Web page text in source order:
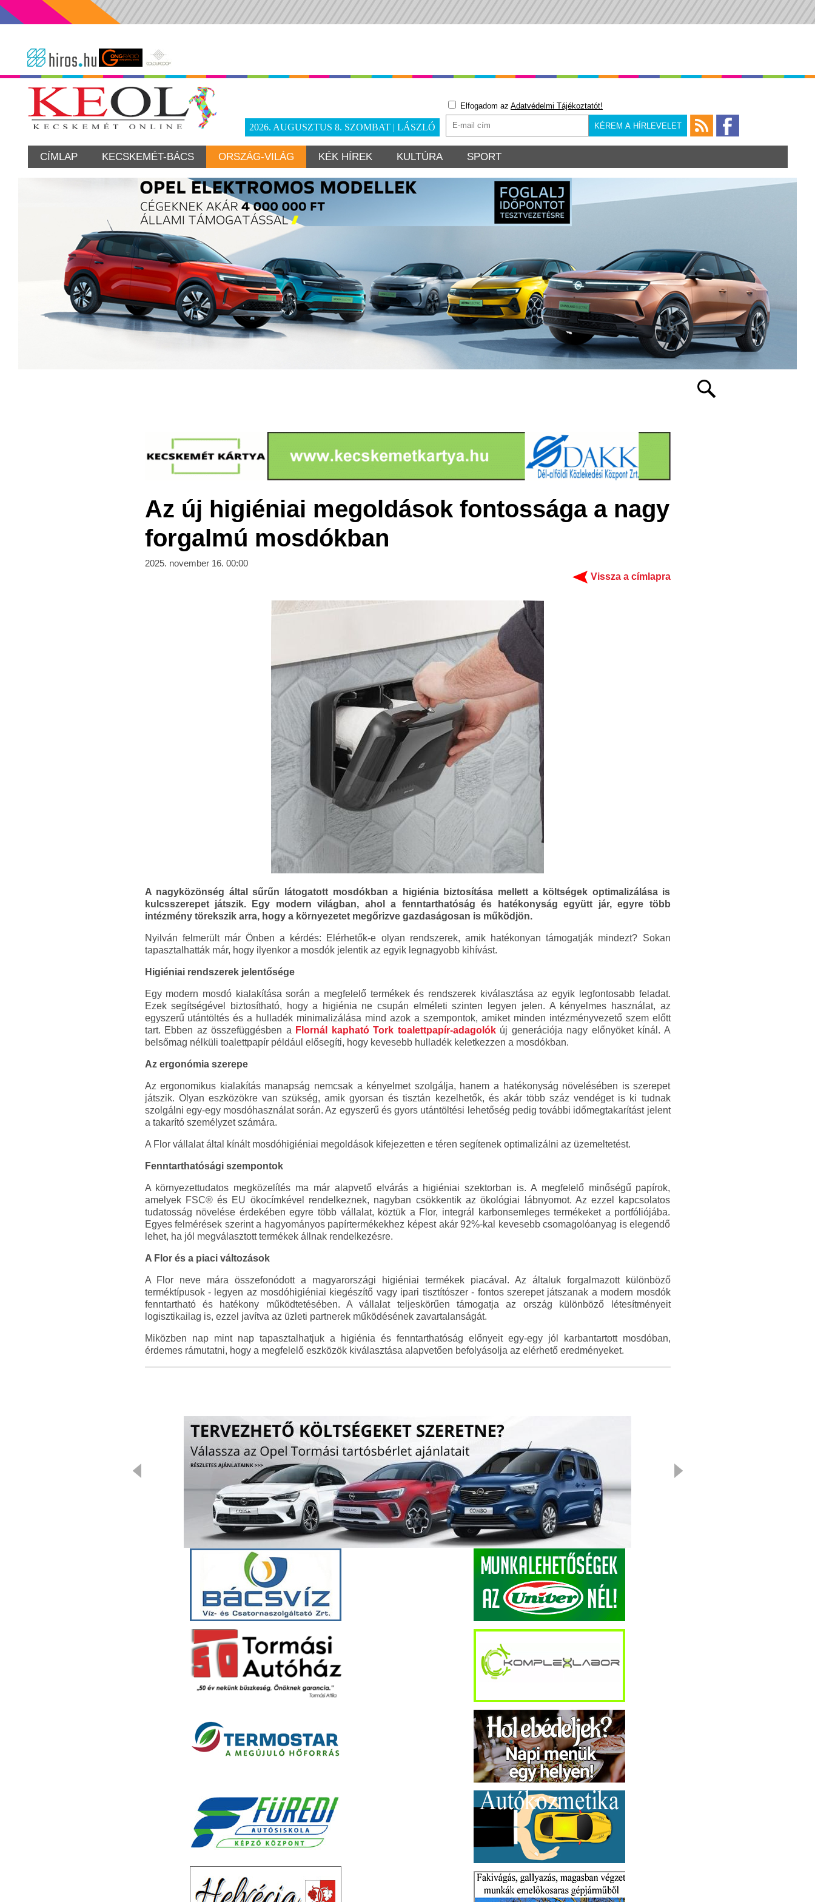
2026. AUGUSZTUS 8. SZOMBAT | LÁSZLÓ
Elfogadom az Adatvédelmi Tájékoztatót!
CÍMLAP KECSKEMÉT-BÁCS ORSZÁG-VILÁG KÉK HÍREK KULTÚRA SPORT
Az új higiéniai megoldások fontossága a nagy
forgalmú mosdókban
2025. november 16. 00:00
Vissza a címlapra
A nagyközönség által sűrűn látogatott mosdókban a higiénia biztosítása mellett a költségek optimalizálása is
kulcsszerepet játszik. Egy modern világban, ahol a fenntarthatóság és hatékonyság együtt jár, egyre több
intézmény törekszik arra, hogy a környezetet megőrizve gazdaságosan is működjön.
Nyilván felmerült már Önben a kérdés: Elérhetők-e olyan rendszerek, amik hatékonyan támogatják mindezt? Sokan
tapasztalhatták már, hogy ilyenkor a mosdók jelentik az egyik legnagyobb kihívást.
Higiéniai rendszerek jelentősége
Egy modern mosdó kialakítása során a megfelelő termékek és rendszerek kiválasztása az egyik legfontosabb feladat.
Ezek segítségével biztosítható, hogy a higiénia ne csupán elméleti szinten legyen jelen. A kényelmes használat, az
egyszerű utántöltés és a hulladék minimalizálása mind azok a szempontok, amiket minden intézményvezető szem előtt
tart. Ebben az összefüggésben a Flornál kapható Tork toalettpapír-adagolókúj generációja nagy előnyöket kínál. A
belsőmag nélküli toalettpapír például elősegíti, hogy kevesebb hulladék keletkezzen a mosdókban.
Az ergonómia szerepe
Az ergonomikus kialakítás manapság nemcsak a kényelmet szolgálja, hanem a hatékonyság növelésében is szerepet
játszik. Olyan eszközökre van szükség, amik gyorsan és tisztán kezelhetők, és akár több száz vendéget is ki tudnak
szolgálni egy-egy mosdóhasználat során. Az egyszerű és gyors utántöltési lehetőség pedig további időmegtakarítást jelent
a takarító személyzet számára.
A Flor vállalat által kínált mosdóhigiéniai megoldások kifejezetten e téren segítenek optimalizálni az üzemeltetést.
Fenntarthatósági szempontok
A környezettudatos megközelítés ma már alapvető elvárás a higiéniai szektorban is. A megfelelő minőségű papírok,
amelyek FSC® és EU ökocímkével rendelkeznek, nagyban csökkentik az ökológiai lábnyomot. Az ezzel kapcsolatos
tudatosság növelése érdekében egyre több vállalat, köztük a Flor, integrál karbonsemleges termékeket a portfóliójába.
Egyes felmérések szerint a hagyományos papírtermékekhez képest akár 92%-kal kevesebb csomagolóanyag is elegendő
lehet, ha jól megválasztott termékek állnak rendelkezésre.
A Flor és a piaci változások
A Flor neve mára összefonódott a magyarországi higiéniai termékek piacával. Az általuk forgalmazott különböző
terméktípusok - legyen az mosdóhigiéniai kiegészítő vagy ipari tisztítószer - fontos szerepet játszanak a modern mosdók
fenntartható és hatékony működtetésében. A vállalat teljeskörűen támogatja az ország különböző létesítményeit
logisztikailag is, ezzel javítva az üzleti partnerek működésének zavartalanságát.
Miközben nap mint nap tapasztalhatjuk a higiénia és fenntarthatóság előnyeit egy-egy jól karbantartott mosdóban,
érdemes rámutatni, hogy a megfelelő eszközök kiválasztása alapvetően befolyásolja az elérhető eredményeket.